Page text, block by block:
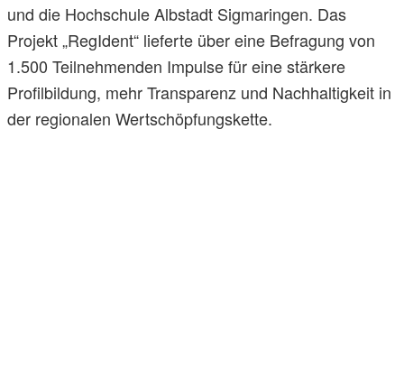
und die Hochschule Albstadt Sigmaringen. Das
Projekt „RegIdent“ lieferte über eine Befragung von
1.500 Teilnehmenden Impulse für eine stärkere
Profilbildung, mehr Transparenz und Nachhaltigkeit in
der regionalen Wertschöpfungskette.